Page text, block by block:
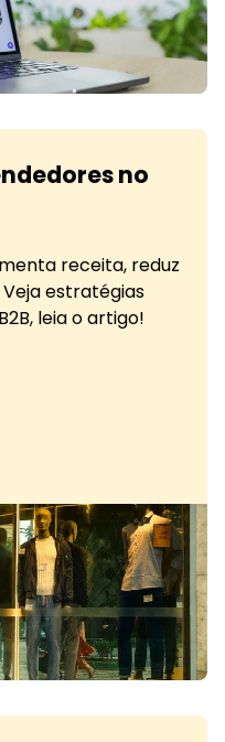
no
receita, reduz
estratégias
leia o artigo!